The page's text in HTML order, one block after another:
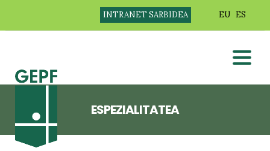
INTRANET SARBIDEA EU ES
ESPEZIALITATEA